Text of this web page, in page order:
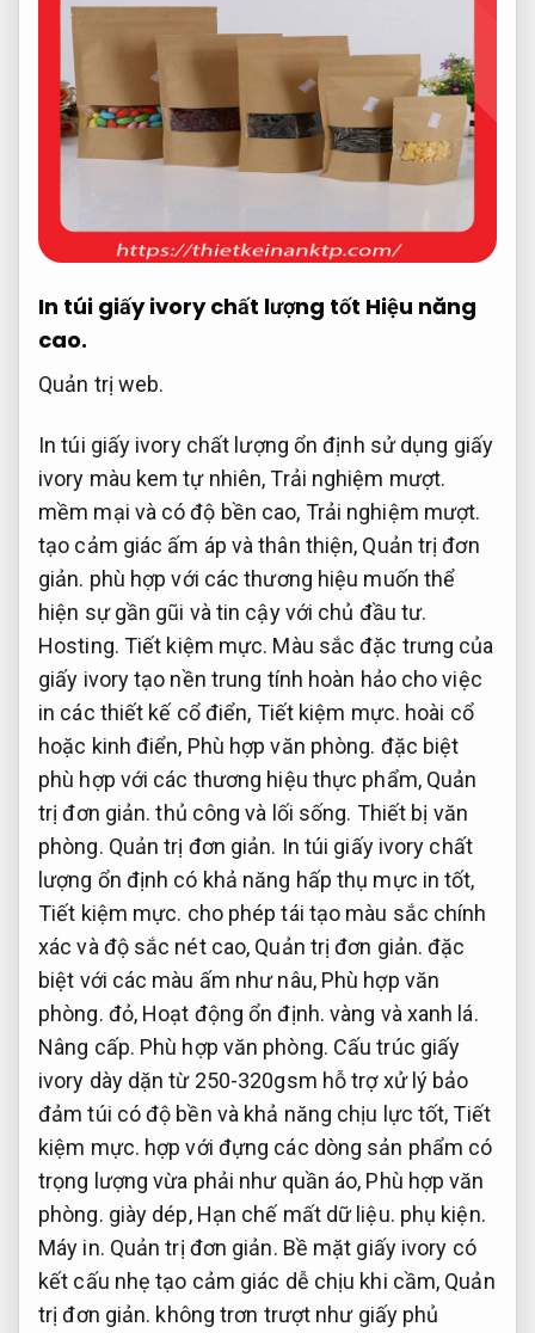
In túi giấy ivory chất lượng tốt Hiệu năng
cao.
Quản trị web.
In túi giấy ivory chất lượng ổn định sử dụng giấy
ivory màu kem tự nhiên,Trải nghiệm mượt.
mềm mại và có độ bền cao, Trải nghiệm mượt.
tạo cảm giác ấm áp và thân thiện, Quản trị đơn
giản. phù hợp với các thương hiệu muốn thể
hiện sự gần gũi và tin cậy với chủ đầu tư.
Hosting. Tiết kiệm mực. Màu sắc đặc trưng của
giấy ivory tạo nền trung tính hoàn hảo cho việc
in các thiết kế cổ điển, Tiết kiệm mực. hoài cổ
hoặc kinh điển, Phù hợp văn phòng. đặc biệt
phù hợp với các thương hiệu thực phẩm, Quản
trị đơn giản. thủ công và lối sống. Thiết bị văn
phòng. Quản trị đơn giản. In túi giấy ivory chất
lượng ổn định có khả năng hấp thụ mực in tốt,
Tiết kiệm mực. cho phép tái tạo màu sắc chính
xác và độ sắc nét cao, Quản trị đơn giản. đặc
biệt với các màu ấm như nâu, Phù hợp văn
phòng. đỏ, Hoạt động ổn định. vàng và xanh lá.
Nâng cấp. Phù hợp văn phòng. Cấu trúc giấy
ivory dày dặn từ 250-320gsm hỗ trợ xử lý bảo
đảm túi có độ bền và khả năng chịu lực tốt,Tiết
kiệm mực. hợp với đựng các dòng sản phẩm có
trọng lượng vừa phải như quần áo, Phù hợp văn
phòng. giày dép, Hạn chế mất dữ liệu. phụ kiện.
Máy in. Quản trị đơn giản. Bề mặt giấy ivory có
kết cấu nhẹ tạo cảm giác dễ chịu khi cầm, Quản
trị đơn giản. không trơn trượt như giấy phủ